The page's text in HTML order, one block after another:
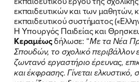
εκπαιδευτικών και των μαθητών,
εκπαιδευτικού συστήματος
Η Υπουργός Παιδείας και
Κεραμέωςδήλωσε: “Με τα Νέα
Σπουδών, το σχολικό περιβάλλον
ζωντανό εργαστήριο έρευνας,
και έκφρασης. Γίνεται ελκυστικό,